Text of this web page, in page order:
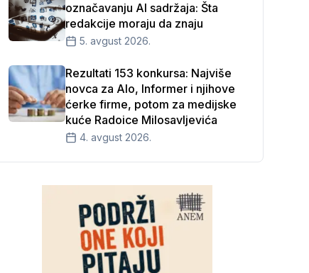
označavanju AI sadržaja: Šta
redakcije moraju da znaju
5. avgust 2026.
Rezultati 153 konkursa: Najviše
novca za Alo, Informer i njihove
ćerke firme, potom za medijske
kuće Radoice Milosavljevića
4. avgust 2026.